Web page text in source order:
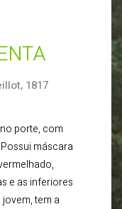
1817
porte, com
máscara
e as inferiores
tem a